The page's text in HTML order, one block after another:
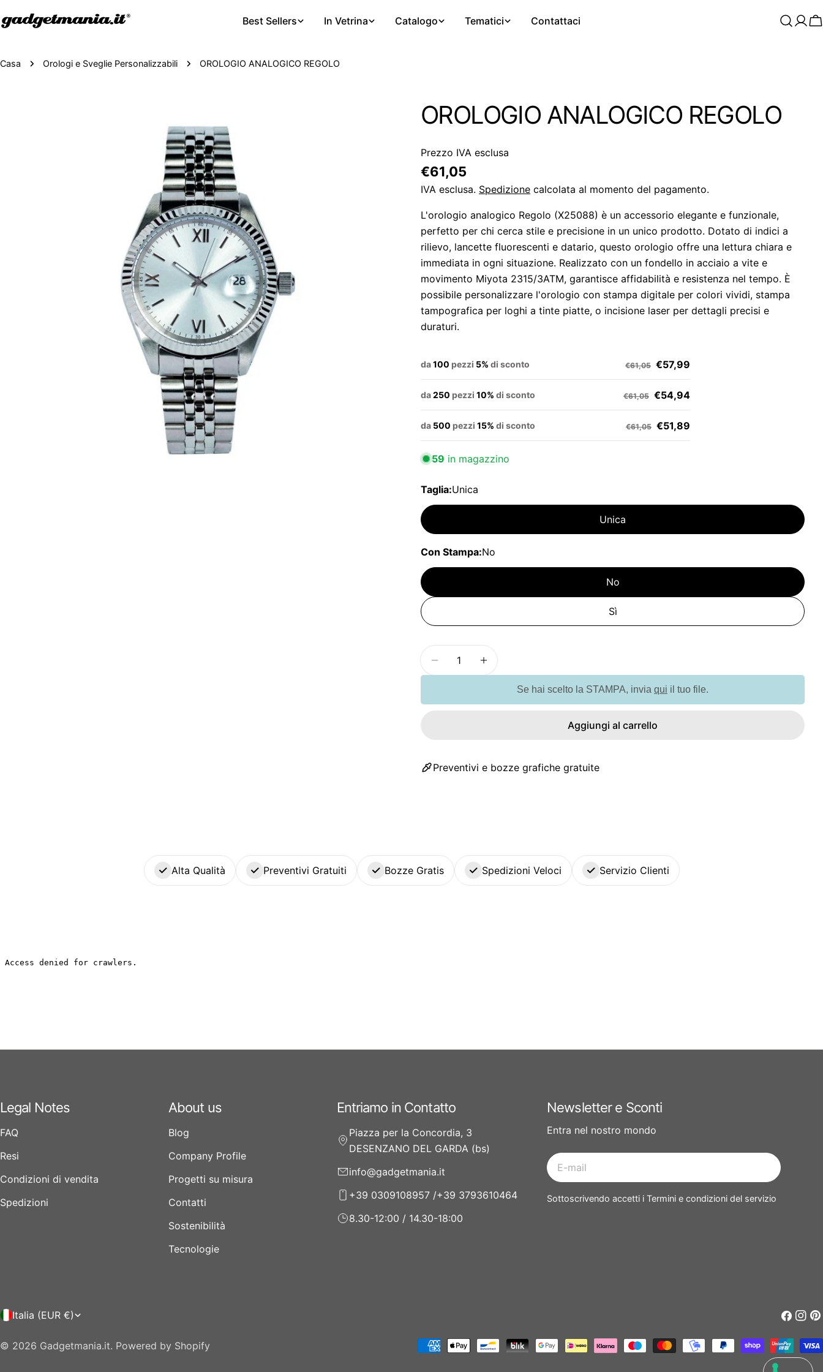
Best Sellers In Vetrina Catalogo Tematici Contattaci
Casa Orologi e Sveglie Personalizzabili OROLOGIO ANALOGICO REGOLO
OROLOGIO ANALOGICO REGOLO
Prezzo IVA esclusa
Prezzo
regolare
€61,05
IVA esclusa. Spedizione calcolata al momento del pagamento.
L'orologio analogico Regolo (X25088) è un accessorio elegante e funzionale,
perfetto per chi cerca stile e precisione in un unico prodotto. Dotato di indici a
rilievo, lancette fluorescenti e datario, questo orologio offre una lettura chiara e
immediata in ogni situazione. Realizzato con un fondello in acciaio a vite e
movimento Miyota 2315/3ATM, garantisce affidabilità e resistenza nel tempo. È
possibile personalizzare l'orologio con stampa digitale per colori vividi, stampa
tampografica per loghi a tinte piatte, o incisione laser per dettagli precisi e
duraturi.
da100 pezzi 5% di sconto €61,05 €57,99
da250 pezzi 10% di sconto €61,05 €54,94
da 500 pezzi 15% di sconto €61,05 €51,89
59 in magazzino
Taglia:Unica
Unica
Con Stampa:No
No
Sì
Diminuisci la quantità per OROLOGIO ANALOGICO REGOLO
Aumenta la quantità per OROLOGIO ANALOGICO REGOLO
Se hai scelto la STAMPA, invia qui il tuo file.
Aggiungi al carrello
Preventivi e bozze grafiche gratuite
Alta Qualità Preventivi Gratuiti Bozze Gratis Spedizioni Veloci Servizio Clienti
Legal Notes
FAQ
Resi
Condizioni di vendita
Spedizioni
About us
Blog
Company Profile
Progetti su misura
Contatti
Sostenibilità
Tecnologie
Entriamo in Contatto
Piazza per la Concordia, 3
DESENZANO DEL GARDA (bs)
info@gadgetmania.it
+39 0309108957 /+39 3793610464
8.30-12:00 / 14.30-18:00
Newsletter e Sconti
Entra nel nostro mondo
E-
mail
Sottoscrivendo accetti i Termini e condizioni del servizio
P
a
Italia (EUR €)
© 2026 Gadgetmania.it. Powered by Shopify
Modalità